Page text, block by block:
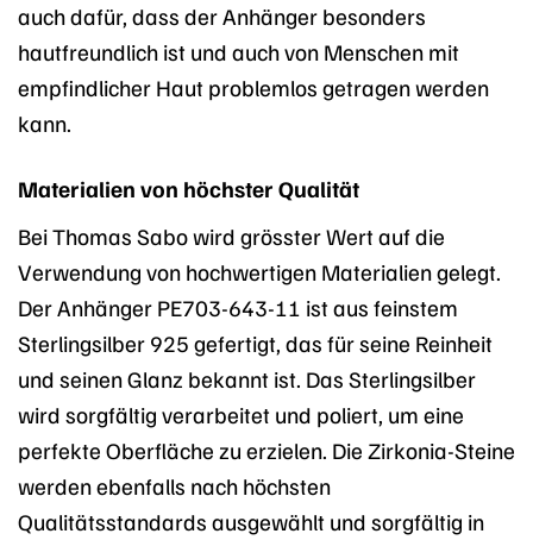
auch dafür, dass der Anhänger besonders
hautfreundlich ist und auch von Menschen mit
empfindlicher Haut problemlos getragen werden
kann.
Materialien von höchster Qualität
Bei Thomas Sabo wird grösster Wert auf die
Verwendung von hochwertigen Materialien gelegt.
Der Anhänger PE703-643-11 ist aus feinstem
Sterlingsilber 925 gefertigt, das für seine Reinheit
und seinen Glanz bekannt ist. Das Sterlingsilber
wird sorgfältig verarbeitet und poliert, um eine
perfekte Oberfläche zu erzielen. Die Zirkonia-Steine
werden ebenfalls nach höchsten
Qualitätsstandards ausgewählt und sorgfältig in